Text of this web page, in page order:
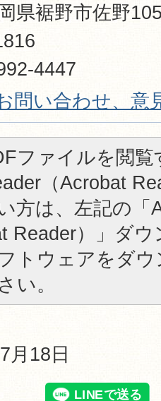
県裾野市佐野
4447
問い合わせ、意
ファイルを閲
（Acrobat
方は、左記の「
Reader）」ダ
トウェアをダ
い。
月18日